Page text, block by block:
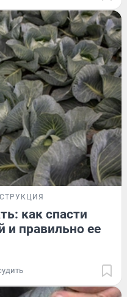
как спасти
и правильно ее